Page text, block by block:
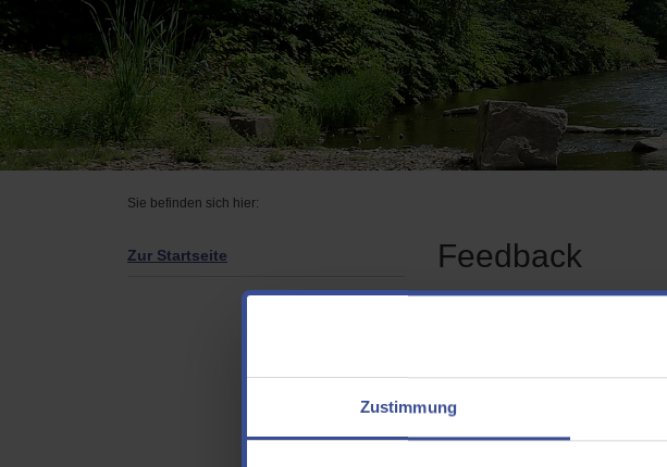
Zustimmung
Sie befinden sich hier:
Zur Startseite Feedback
Informationen gefunden